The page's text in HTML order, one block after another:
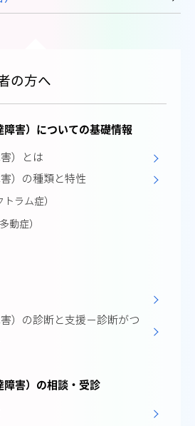
の方へ
害）についての基礎情報
）とは
）の種類と特性
ラム症）
動症）
）の診断と支援－診断がつ
害）の相談・受診